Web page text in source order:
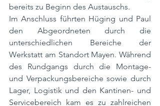
bereits zu Beginn des Austauschs.
Im Anschluss führten Hüging und Paul
den Abgeordneten durch die
unterschiedlichen Bereiche der
Werkstatt am Standort Mayen. Während
des Rundgangs durch die Montage-
und Verpackungsbereiche sowie durch
Lager, Logistik und den Kantinen- und
Servicebereich kam es zu zahlreichen